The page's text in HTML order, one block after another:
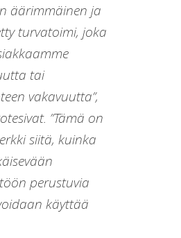
äärimmäinen ja
turvatoimi, joka
tai
vakavuutta”,
”Tämä on
siitä, kuinka
perustuvia
käyttää